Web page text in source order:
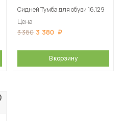
Сидней Тумба для обуви 16.129
Цена
3 380 3 380
В корзину